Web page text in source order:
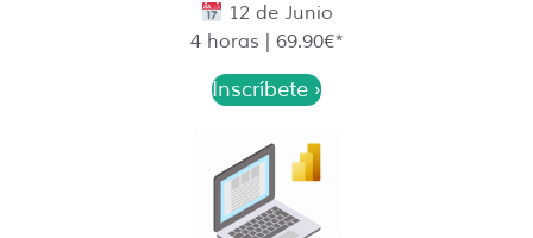
12 de Junio
4 horas | 69.90€*
Inscríbete ›